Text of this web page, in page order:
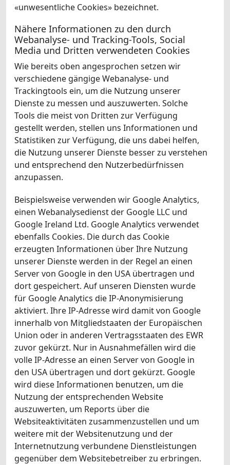
«unwesentliche Cookies» bezeichnet.
Nähere Informationen zu den durch
Webanalyse- und Tracking-Tools, Social
Media und Dritten verwendeten Cookies
Wie bereits oben angesprochen setzen wir
verschiedene gängige Webanalyse- und
Trackingtools ein, um die Nutzung unserer
Dienste zu messen und auszuwerten. Solche
Tools die meist von Dritten zur Verfügung
gestellt werden, stellen uns Informationen und
Statistiken zur Verfügung, die uns dabei helfen,
die Nutzung unserer Dienste besser zu verstehen
und entsprechend den Nutzerbedürfnissen
anzupassen.
Beispielsweise verwenden wir Google Analytics,
einen Webanalysedienst der Google LLC und
Google Ireland Ltd. Google Analytics verwendet
ebenfalls Cookies. Die durch das Cookie
erzeugten Informationen über Ihre Nutzung
unserer Dienste werden in der Regel an einen
Server von Google in den USA übertragen und
dort gespeichert. Auf unseren Diensten wurde
für Google Analytics die IP-Anonymisierung
aktiviert. Ihre IP-Adresse wird damit von Google
innerhalb von Mitgliedstaaten der Europäischen
Union oder in anderen Vertragsstaaten des EWR
zuvor gekürzt. Nur in Ausnahmefällen wird die
volle IP-Adresse an einen Server von Google in
den USA übertragen und dort gekürzt. Google
wird diese Informationen benutzen, um die
Nutzung der entsprechenden Website
auszuwerten, um Reports über die
Websiteaktivitäten zusammenzustellen und um
weitere mit der Websitenutzung und der
Internetnutzung verbundene Dienstleistungen
gegenüber dem Websitebetreiber zu erbringen.